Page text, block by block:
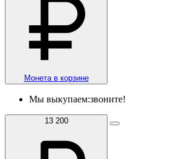
Монета в корзине
Мы выкупаем:звоните!
13 200